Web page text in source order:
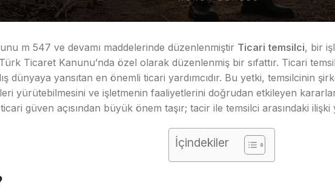
m 547 ve devamı maddelerinde düzenlenmiştir Ticari temsilci, bir
Ticaret Kanunu’nda özel olarak düzenlenmiş bir sıfattır. Ticari
dünyaya yansıtan en önemli ticari yardımcıdır. Bu yetki, temsilcinin
yürütebilmesini ve işletmenin faaliyetlerini doğrudan etkileyen
güven açısından büyük önem taşır; tacir ile temsilci arasındaki ilişki
İçindekiler